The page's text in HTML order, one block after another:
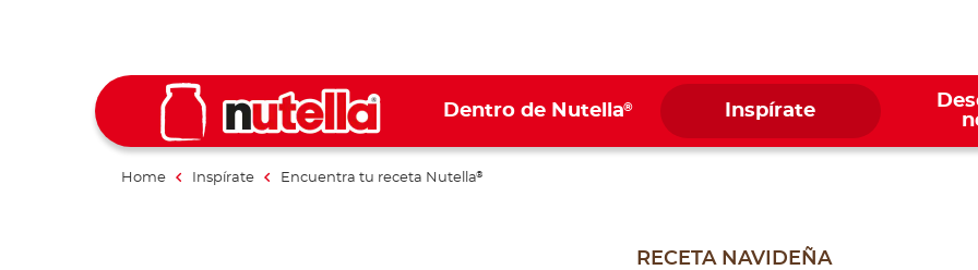
Dentro de Nutella® Inspírate
Home Inspírate Encuentra tu receta Nutella®
RECETA NAVIDEÑA